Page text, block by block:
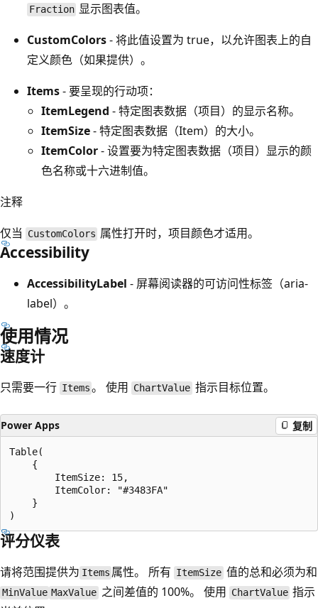
Fraction 显示图表值。
CustomColors- 将此值设置为 true，以允许图表上的自
定义颜色（如果提供）。
Items- 要呈现的行动项：
ItemLegend - 特定图表数据（项目）的显示名称。
ItemSize- 特定图表数据（Item）的大小。
ItemColor- 设置要为特定图表数据（项目）显示的颜
色名称或十六进制值。
注释
仅当
CustomColors 属性打开时，项目颜色才适用。
Accessibility
AccessibilityLabel - 屏幕阅读器的可访问性标签（aria-
label）。
使用情况
速度计
只需要一行 Items 。 使用 ChartValue 指示目标位置。
Power Apps 复制
Table(
    {
        ItemSize: 15,
        ItemColor: "#3483FA"
    }
评分仪表
请将范围提供为 Items 属性。 所有 ItemSize 值的总和必须为和
MinValue MaxValue 之间差值的 100%。 使用 ChartValue 指示